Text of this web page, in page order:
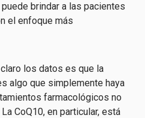
brindar a las pacientes
el enfoque más
los datos es que la
algo que simplemente haya
farmacológicos no
CoQ10, en particular, está